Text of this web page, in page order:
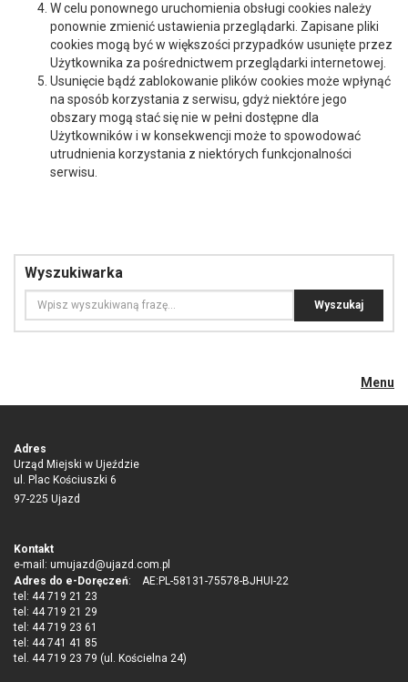
W celu ponownego uruchomienia obsługi cookies należy
ponownie zmienić ustawienia przeglądarki. Zapisane pliki
cookies mogą być w większości przypadków usunięte przez
Użytkownika za pośrednictwem przeglądarki internetowej.
Usunięcie bądź zablokowanie plików cookies może wpłynąć
na sposób korzystania z serwisu, gdyż niektóre jego
obszary mogą stać się nie w pełni dostępne dla
Użytkowników i w konsekwencji może to spowodować
utrudnienia korzystania z niektórych funkcjonalności
serwisu.
Wyszukiwarka
Menu
Adres
Urząd Miejski w Ujeździe
ul. Plac Kościuszki 6
97-225 Ujazd
Kontakt
e-mail: umujazd@ujazd.com.pl
Adres do e-Doręczeń: AE:PL-58131-75578-BJHUI-22
tel: 44 719 21 23
tel: 44 719 21 29
tel: 44 719 23 61
tel: 44 741 41 85
tel. 44 719 23 79 (ul. Kościelna 24)